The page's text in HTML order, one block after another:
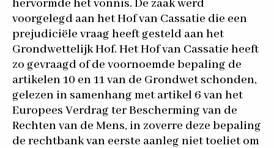
hervormde het vonnis. De zaak werd
voorgelegd aan het Hof van Cassatie die een
prejudiciële vraag heeft gesteld aan het
Grondwettelijk Hof. Het Hof van Cassatie heeft
zo gevraagd of de voornoemde bepaling de
artikelen 10 en 11 van de Grondwet schonden,
gelezen in samenhang met artikel 6 van het
Europees Verdrag ter Bescherming van de
Rechten van de Mens, in zoverre deze bepaling
de rechtbank van eerste aanleg niet toeliet om